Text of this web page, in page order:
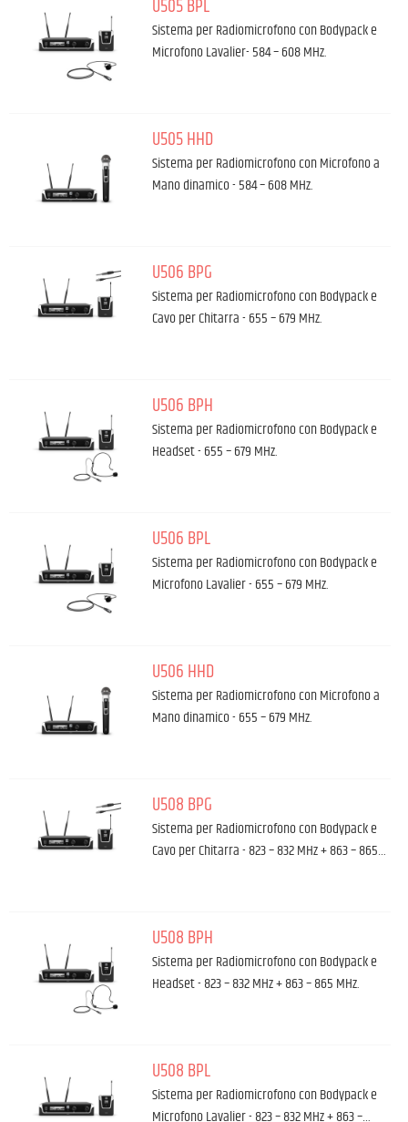
U505 BPL
Sistema per Radiomicrofono con Bodypack e
Microfono Lavalier- 584 – 608 MHz.
U505 HHD
Sistema per Radiomicrofono con Microfono a
Mano dinamico - 584 – 608 MHz.
U506 BPG
Sistema per Radiomicrofono con Bodypack e
Cavo per Chitarra - 655 – 679 MHz.
U506 BPH
Sistema per Radiomicrofono con Bodypack e
Headset - 655 – 679 MHz.
U506 BPL
Sistema per Radiomicrofono con Bodypack e
Microfono Lavalier - 655 – 679 MHz.
U506 HHD
Sistema per Radiomicrofono con Microfono a
Mano dinamico - 655 – 679 MHz.
U508 BPG
Sistema per Radiomicrofono con Bodypack e
Cavo per Chitarra - 823 – 832 MHz + 863 – 865…
U508 BPH
Sistema per Radiomicrofono con Bodypack e
Headset - 823 – 832 MHz + 863 – 865 MHz.
U508 BPL
Sistema per Radiomicrofono con Bodypack e
Microfono Lavalier - 823 – 832 MHz + 863 –…